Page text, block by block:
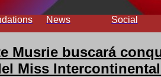
News Social
Musrie buscará
Miss Intercontinental